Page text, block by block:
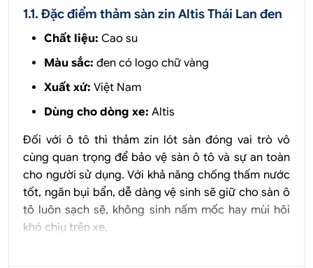
1.1. Đặc điểm thảm sàn zin Altis Thái Lan đen
Chất liệu: Cao su
Màu sắc: đen có logo chữ vàng
Xuất xứ: Việt Nam
Dùng cho dòng xe: Altis
Đối với ô tô thì thảm zin lót sàn đóng vai trò vô
cùng quan trọng để bảo vệ sàn ô tô và sự an toàn
cho người sử dụng. Với khả năng chống thấm nước
tốt, ngăn bụi bẩn, dễ dàng vệ sinh sẽ giữ cho sàn ô
tô luôn sạch sẽ, không sinh nấm mốc hay mùi hôi
khó chịu trên xe.